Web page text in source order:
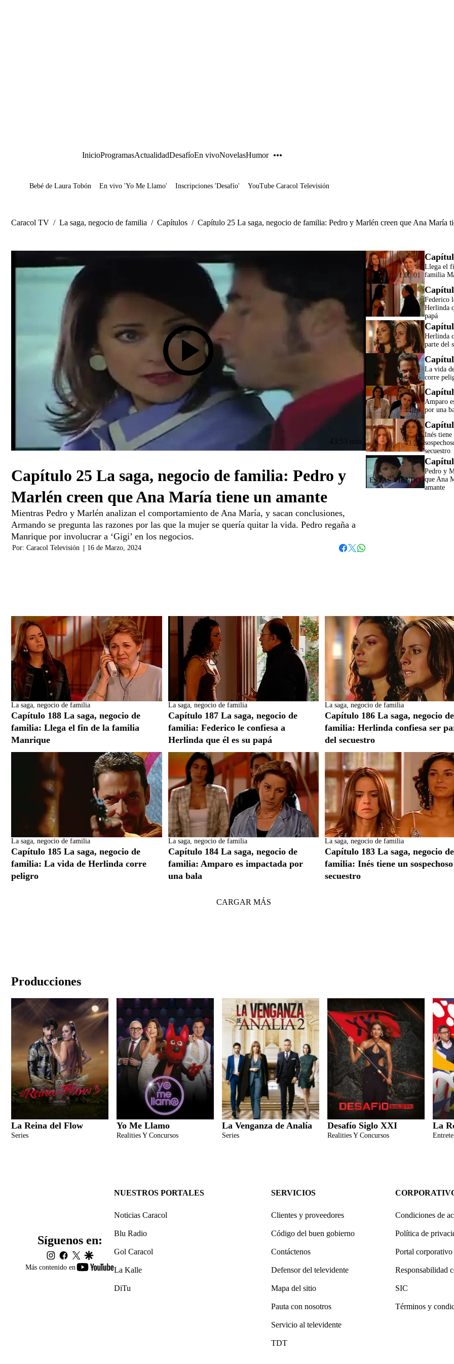
InicioProgramasActualidadDesafíoEn vivoNovelasHumor
Juegos
Bebé de Laura Tobón En vivo 'Yo Me Llamo' Inscripciones 'Desafío' YouTube Caracol Televisión
Caracol TV / La saga, negocio de familia / Capítulos / Capítulo 25 La saga, negocio de familia: Pedro y Marlén creen que Ana María
43:53 min
Capítulo 25 La saga, negocio de familia: Pedro y
Marlén creen que Ana María tiene un amante
Mientras Pedro y Marlén analizan el comportamiento de Ana María, y sacan conclusiones,
Armando se pregunta las razones por las que la mujer se quería quitar la vida. Pedro regaña a
Manrique por involucrar a ‘Gigi’ en los negocios.
Por: Caracol Televisión
16 de Marzo, 2024
1:00:01
Llega el
familia
44:58
Federico
Herlinda
papá
44:12
Herlinda
parte del
42:36
La vida
corre
44:28
Amparo
por una
43:26
Inés tiene
secuestro
Pedro y
que Ana
amante
La saga, negocio de familia
Capítulo 188 La saga, negocio de
familia: Llega el fin de la familia
Manrique
La saga, negocio de familia
Capítulo 187 La saga, negocio de
familia: Federico le confiesa a
Herlinda que él es su papá
La saga, negocio de familia
Capítulo 186 La saga, negocio de
familia: Herlinda confiesa ser
del secuestro
La saga, negocio de familia
Capítulo 185 La saga, negocio de
familia: La vida de Herlinda corre
peligro
La saga, negocio de familia
Capítulo 184 La saga, negocio de
familia: Amparo es impactada por
una bala
La saga, negocio de familia
Capítulo 183 La saga, negocio de
familia: Inés tiene un
secuestro
CARGAR MÁS
Producciones
La Reina del Flow
Series
Yo Me Llamo
Realities Y Concursos
La Venganza de Analía
Series
Desafío Siglo XXI
Realities Y Concursos
La
Más contenido en
youtube-
Síguenos en:
instagram
facebook
twittergoogle
NUESTROS PORTALES
Noticias Caracol
Blu Radio
Gol Caracol
La Kalle
DiTu
SERVICIOS
Clientes y proveedores
Código del buen gobierno
Contáctenos
Defensor del televidente
Mapa del sitio
Pauta con nosotros
Servicio al televidente
TDT
Condiciones de
Política de
Portal corporativo
Responsabilidad
SIC
Términos y